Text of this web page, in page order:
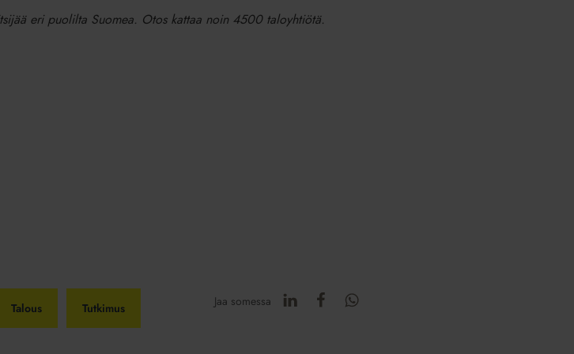
eri puolilta Suomea. Otos kattaa noin 4500 taloyhtiötä.
Talous Tutkimus Jaa somessa